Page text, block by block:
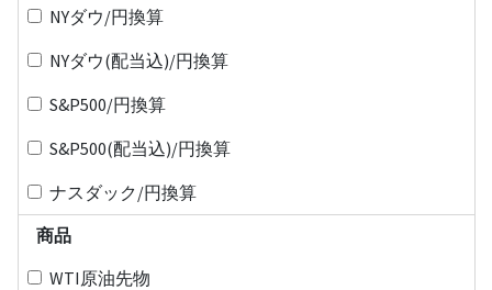
NYダウ/円換算
NYダウ(配当込)/円換算
S&P500/円換算
S&P500(配当込)/円換算
ナスダック/円換算
商品
WTI原油先物